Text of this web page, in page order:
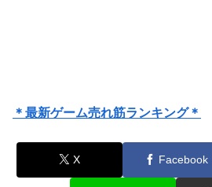
＊最新ゲーム売れ筋ランキング＊
X Facebook